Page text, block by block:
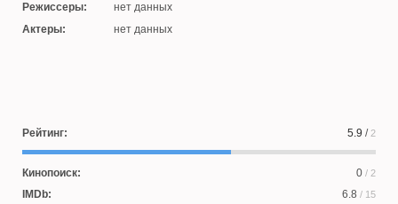
Режиссеры:
нет данных
Актеры:
нет данных
Рейтинг: 5.9 / 2
Кинопоиск: 0 / 2
IMDb: 6.8 / 15